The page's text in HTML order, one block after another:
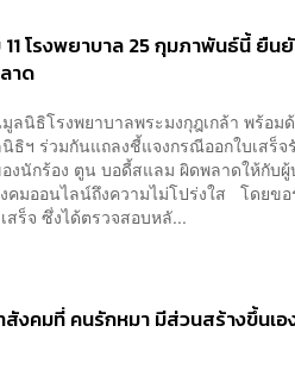
11 โรงพยาบาล 25 กุมภาพันธ์นี้ ยืน
าด
นิธิโรงพยาบาลพระมงกุฎเกล้า พร้อม
ธิฯ ร่วมกันแถลงชี้แจงกรณีออกใบเสร็จ
งนักร้อง ตูน บอดี้สแลม ผิดพลาดให้กับผู้
คมออนไลน์ถึงความไม่โปร่งใส โดยขอ
สร็จ ซึ่งได้ตรวจสอบหลั...
งคมที่ คนรักหมา มีส่วนสร้างขึ้นเอ